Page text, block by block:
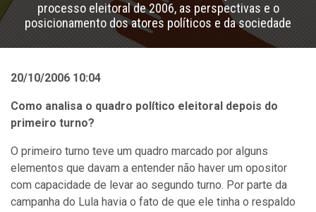
processo eleitoral de 2006, as perspectivas e o
posicionamento dos atores políticos e da sociedade
20/10/2006 10:04
Como analisa o quadro político eleitoral depois do
primeiro turno?
O primeiro turno teve um quadro marcado por alguns
elementos que davam a entender não haver um opositor
com capacidade de levar ao segundo turno. Por parte da
campanha do Lula havia o fato de que ele tinha o respaldo